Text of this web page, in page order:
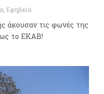
, Εφηβεία
άκουσαν τις φωνές της
το ΕΚΑΒ!